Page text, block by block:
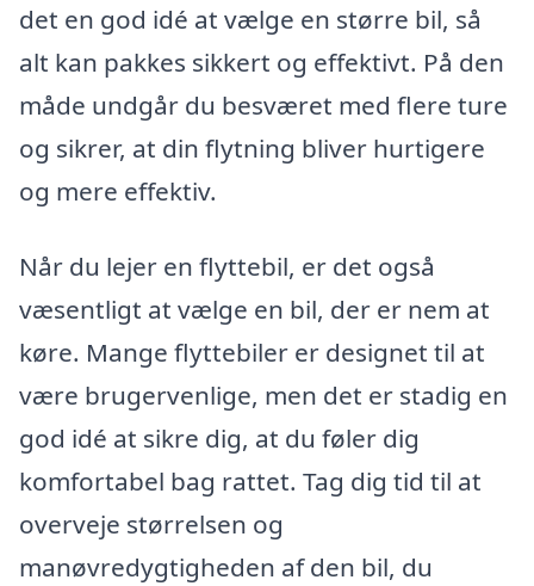
det en god idé at vælge en større bil, så
alt kan pakkes sikkert og effektivt. På den
måde undgår du besværet med flere ture
og sikrer, at din flytning bliver hurtigere
og mere effektiv.
Når du lejer en flyttebil, er det også
væsentligt at vælge en bil, der er nem at
køre. Mange flyttebiler er designet til at
være brugervenlige, men det er stadig en
god idé at sikre dig, at du føler dig
komfortabel bag rattet. Tag dig tid til at
overveje størrelsen og
manøvredygtigheden af den bil, du